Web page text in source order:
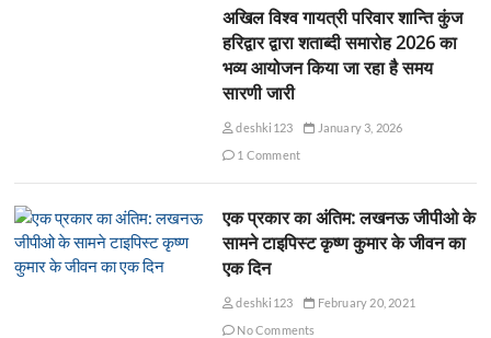
अखिल विश्व गायत्री परिवार शान्ति कुंज
हरिद्वार द्वारा शताब्दी समारोह 2026 का
भव्य आयोजन किया जा रहा है समय
सारणी जारी
deshki123
January 3, 2026
1 Comment
एक प्रकार का अंतिम: लखनऊ जीपीओ के
सामने टाइपिस्ट कृष्ण कुमार के जीवन का
एक दिन
deshki123
February 20, 2021
No Comments